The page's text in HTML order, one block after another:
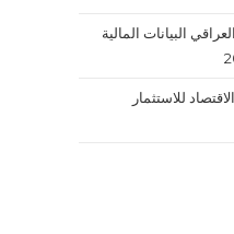
البيانات المالية
للاستثمار